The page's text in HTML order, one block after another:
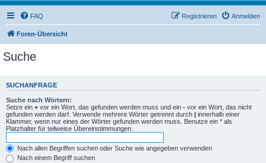
FAQ Anmelden
Registrieren
Foren-Übersicht
Suche
SUCHANFRAGE
Suche nach Wörtern:
Setze ein + vor ein Wort, das gefunden werden muss und ein - vor ein Wort, das nicht
gefunden werden darf. Verwende mehrere Wörter getrennt durch | innerhalb einer
Klammer, wenn nur eines der Wörter gefunden werden muss. Benutze ein * als
Platzhalter für teilweise Übereinstimmungen.
Nach allen Begriffen suchen oder Suche wie angegeben verwenden
Nach einem Begriff suchen